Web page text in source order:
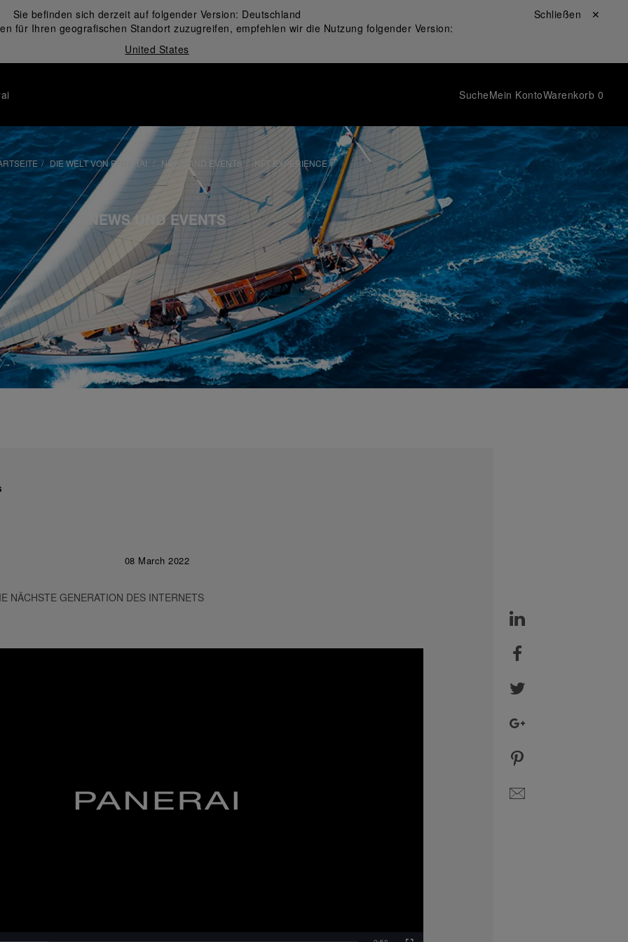
Sie befinden sich derzeit auf folgender Version: Deutschland
für Ihren geografischen Standort zuzugreifen, empfehlen wir die Nutzung folgender Version:
United States
Schließen ✕
SucheMein KontoWarenkorb 0
DIE WELT VON PANERAI NEWS AND EVENTS NFT EXPERIENCE
NEWS UND EVENTS
08 March 2022
NÄCHSTE GENERATION DES INTERNETS